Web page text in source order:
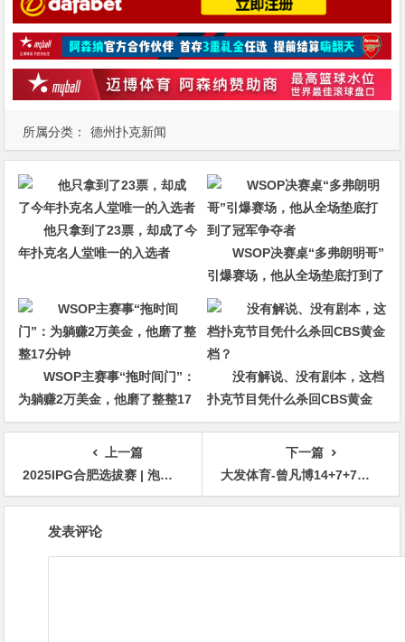
所属分类： 德州扑克新闻
他只拿到了23票，却成了今
年扑克名人堂唯一的入选者
WSOP决赛桌“多弗朗明哥”
引爆赛场，他从全场垫底打到了
冠军争夺者
WSOP主赛事“拖时间门”：
为躺赚2万美金，他磨了整整17
分钟
没有解说、没有剧本，这档
扑克节目凭什么杀回CBS黄金
档？
上一篇
2025IPG合肥选拔赛 | 泡沫破裂80人奖励圈大门敞开，梁宇安177万计分领衔34人晋级第三轮
下一篇
大发体育-曾凡博14+7+7大帽洛夫顿 李弘权高效20分，大发助力你的致富之路！
发表评论